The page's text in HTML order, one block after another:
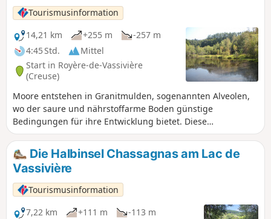
Tourismusinformation
14,21 km
+255 m
-257 m
4:45 Std.
Mittel
Start in Royère-de-Vassivière
(Creuse)
Moore entstehen in Granitmulden, sogenannten Alveolen,
wo der saure und nährstoffarme Boden günstige
Bedingungen für ihre Entwicklung bietet. Diese
empfindlichen Lebensräume beherbergen eine spezifische
Flora, die aus ganz besonderen Urpflanzen besteht: den
Torfmoosen. Hier sind die verschiedenen Stadien zu sehen:
mit Seggen bewachsenes Flachmoor, aktives Hochmoor, von
Weiden und Birken gesäumte Moorheide.
Die Halbinsel Chassagnas am Lac de
Vassivière
Tourismusinformation
7,22 km
+111 m
-113 m